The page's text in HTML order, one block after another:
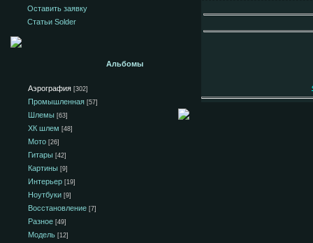
Оставить заявку
Статьи Solder
Альбомы
Аэрография [302]
Промышленная [57]
Шлемы [63]
ХК шлем [48]
Мото [26]
Гитары [42]
Картины [9]
Интерьер [19]
Ноутбуки [9]
Восстановление [7]
Разное [49]
Модель [12]